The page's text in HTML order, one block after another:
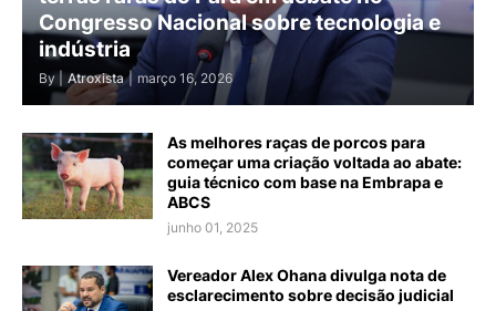
Congresso Nacional sobre tecnologia e
indústria
By | Atroxista | março 16, 2026
As melhores raças de porcos para
começar uma criação voltada ao abate:
guia técnico com base na Embrapa e
ABCS
junho 01, 2025
Vereador Alex Ohana divulga nota de
esclarecimento sobre decisão judicial